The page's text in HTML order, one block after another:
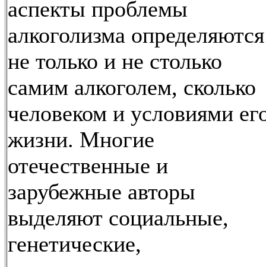
аспекты проблемы
алкоголизма определяются
не только и не столько
самим алкоголем, сколько
человеком и условиями
жизни. Многие
отечественные и
зарубежные авторы
выделяют социальные,
генетические,